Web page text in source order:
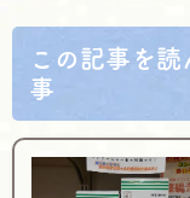
o
k
r
この記事を
事